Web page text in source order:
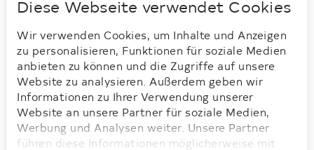
Diese Webseite verwendet Cookies
Wir verwenden Cookies, um Inhalte und Anzeigen
zu personalisieren, Funktionen für soziale Medien
anbieten zu können und die Zugriffe auf unsere
Website zu analysieren. Außerdem geben wir
Informationen zu Ihrer Verwendung unserer
Website an unsere Partner für soziale Medien,
Werbung und Analysen weiter. Unsere Partner
führen diese Informationen möglicherweise mit
Aufsichtsrat
Der Aufsichtsrat berät und überwacht
den Vorstand bei der Leitung des
Unternehmens. Seine Arbeit findet im
Plenum und in Ausschüssen statt. Nähere
Informationen dazu finden Sie im